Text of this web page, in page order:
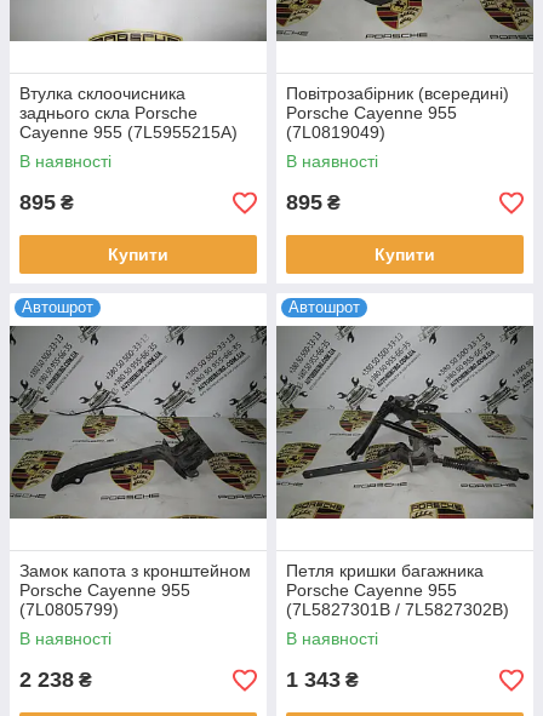
Втулка склоочисника
заднього скла Porsche
Cayenne 955 (7L5955215A)
В наявності
895 ₴
Купити
Повітрозабірник (всередині)
Porsche Cayenne 955
(7L0819049)
В наявності
895 ₴
Купити
Автошрот
Замок капота з кронштейном
Porsche Cayenne 955
(7L0805799)
В наявності
2 238 ₴
Автошрот
Петля кришки багажника
Porsche Cayenne 955
(7L5827301B / 7L5827302B)
В наявності
1 343 ₴